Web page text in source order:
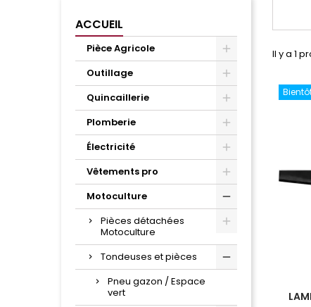
ACCUEIL
Pièce Agricole
Outillage
Quincaillerie
Plomberie
Électricité
Vêtements pro
Motoculture
Pièces détachées
Motoculture
Tondeuses et pièces
Pneu gazon / Espace
vert
Il y a 1